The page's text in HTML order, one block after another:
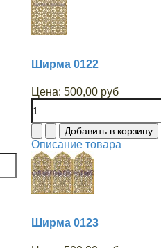
Ширма 0122
Цена: 500,00 руб
Описание товара
Ширма 0123